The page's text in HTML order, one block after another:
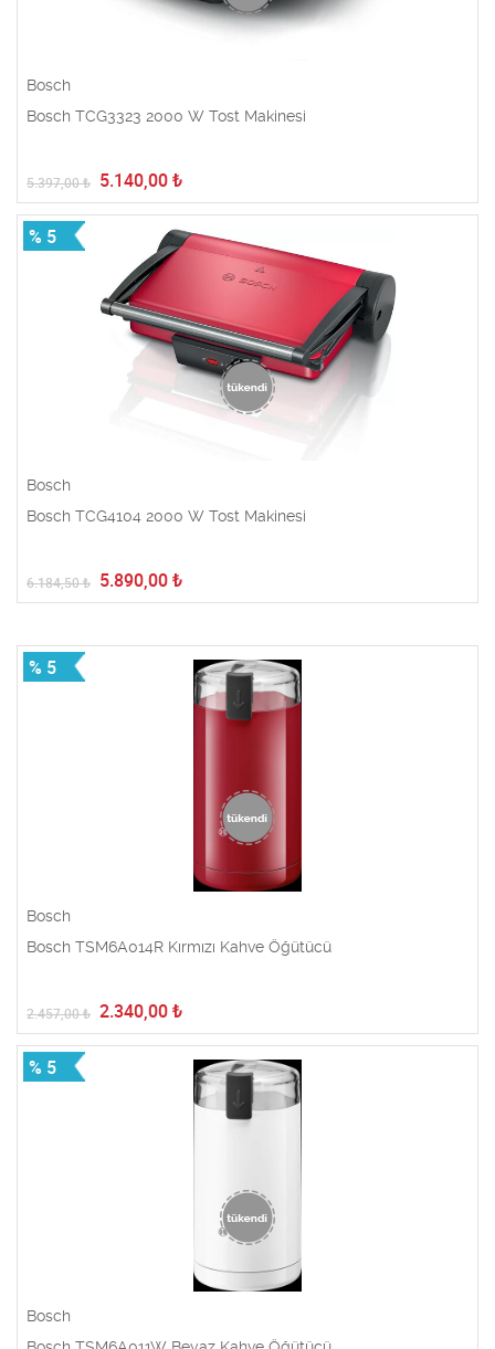
Bosch
Bosch TCG3323 2000 W Tost Makinesi
5.397,00₺ 5.140,00 ₺
% 5
Bosch
Bosch TCG4104 2000 W Tost Makinesi
6.184,50₺ 5.890,00 ₺
% 5
Bosch
Bosch TSM6A014R Kırmızı Kahve Öğütücü
2.457,00₺ 2.340,00 ₺
% 5
Bosch